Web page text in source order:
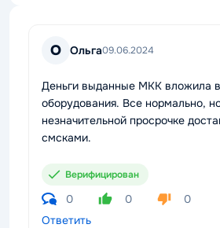
О Ольга09.06.2024
Деньги выданные МКК вложила
оборудования. Все нормально,
незначительной просрочке
смсками.
Верифицирован
0 0
0
Ответить